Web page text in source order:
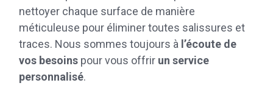
nettoyer chaque surface de manière
méticuleuse pour éliminer toutes salissures et
traces. Nous sommes toujours à l’écoute de
vos besoins pour vous offrir un service
personnalisé.